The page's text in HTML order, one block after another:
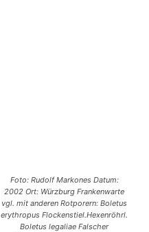
Foto: Rudolf Markones Datum:
2002 Ort: Würzburg Frankenwarte
vgl. mit anderen Rotporern: Boletus
erythropus Flockenstiel.Hexenröhrl.
Boletus legaliae Falscher